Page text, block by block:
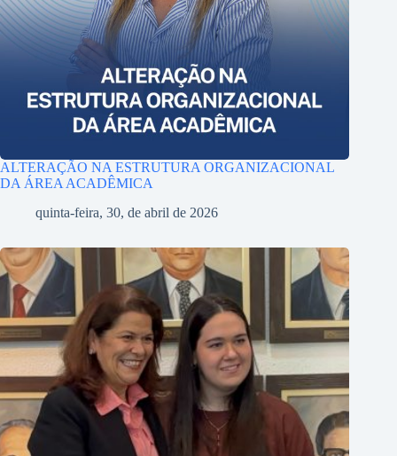
ALTERAÇÃO NA ESTRUTURA ORGANIZACIONAL
DA ÁREA ACADÊMICA
quinta-feira, 30, de abril de 2026